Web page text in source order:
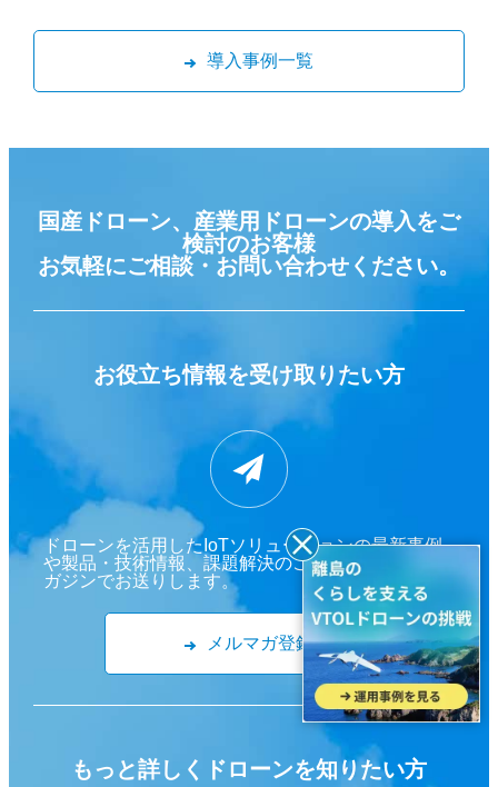
導入事例一覧
国産ドローン、産業用ドローンの導入をご
検討のお客様
お気軽にご相談・お問い合わせください。
お役立ち情報を受け取りたい方
ドローンを活用したIoTソリューションの最新事例
や製品・技術情報、課題解決のご提案等をメールマ
ガジンでお送りします。
メルマガ登録
もっと詳しくドローンを知りたい方